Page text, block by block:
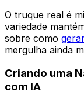
O truque real é
variedade
sobre como
mergulha ainda
Criando uma
com IA